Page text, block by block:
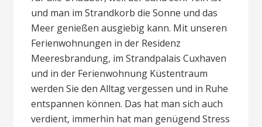
und man im Strandkorb die Sonne und das
Meer genießen ausgiebig kann. Mit unseren
Ferienwohnungen in der Residenz
Meeresbrandung, im Strandpalais Cuxhaven
und in der Ferienwohnung Küstentraum
werden Sie den Alltag vergessen und in Ruhe
entspannen können. Das hat man sich auch
verdient, immerhin hat man genügend Stress